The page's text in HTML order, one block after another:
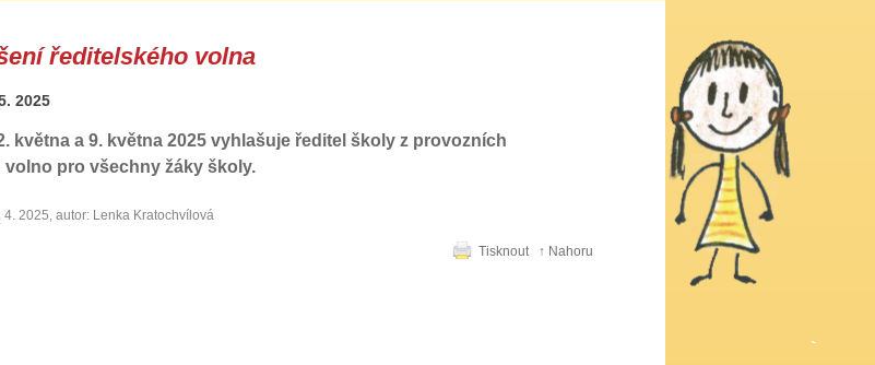
ředitelského volna
2025
května a 9. května 2025 vyhlašuje ředitel školy z provozních
pro všechny žáky školy.
4. 2025, autor: Lenka Kratochvílová
Tisknout ↑ Nahoru